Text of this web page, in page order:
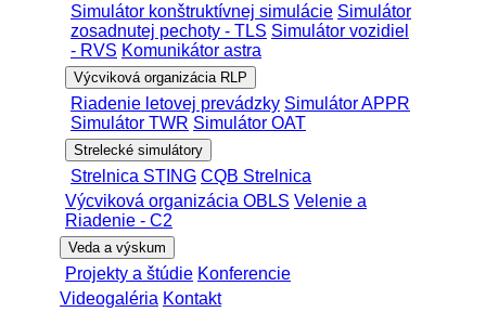
Simulátor konštruktívnej simulácie Simulátor
zosadnutej pechoty - TLS Simulátor vozidiel
- RVS Komunikátor astra
Výcviková organizácia RLP
Riadenie letovej prevádzky Simulátor APPR
Simulátor TWR Simulátor OAT
Strelecké simulátory
Strelnica STING CQB Strelnica
Výcviková organizácia OBLS Velenie a
Riadenie - C2
Veda a výskum
Projekty a štúdie Konferencie
Videogaléria Kontakt